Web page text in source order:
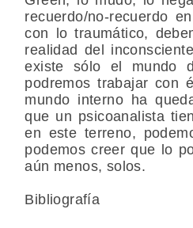
recuerdo/no-recuerdo
con lo traumático,
realidad del
existe sólo el mundo
podremos trabajar con
mundo interno ha
que un psicoanalista
en este terreno,
podemos creer que lo
aún menos, solos.
Bibliografía